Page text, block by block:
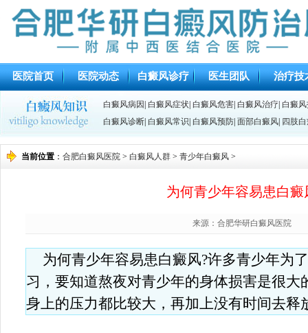
医院首页 医院动态 白癜风诊疗 医生团队 治疗技
白癜风病因 白癜风症状 白癜风危害 白癜风治疗 白癜
白癜风诊断 白癜风常识 白癜风预防 面部白癜风 四肢
当前位置 ： 合肥白癜风医院 > 白癜风人群 > 青少年白癜风 >
为何青少年容易患白癜
来源：合肥华研白癜风医院
为何青少年容易患白癜风?许多青少年为
习，要知道熬夜对青少年的身体损害是很大
身上的压力都比较大，再加上没有时间去释